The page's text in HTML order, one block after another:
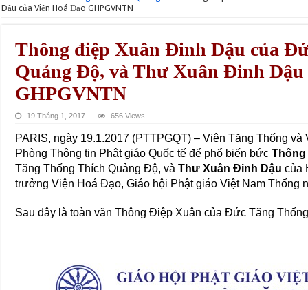
Dậu của Viện Hoá Đạo GHPGVNTN
Thông điệp Xuân Đinh Dậu của
Quảng Độ, và Thư Xuân Đinh Dậu
GHPGVNTN
19 Tháng 1, 2017 656 Views
PARIS, ngày 19.1.2017 (PTTPGQT) – Viện Tăng Thống
Phòng Thông tin Phật giáo Quốc tế để phổ biến bứcThông
Tăng Thống Thích Quảng Độ, vàThư Xuân Đinh Dậu của
trưởng Viện Hoá Đạo, Giáo hội Phật giáo Việt Nam Thống
Sau đây là toàn văn Thông Điệp Xuân của Đức Tăng